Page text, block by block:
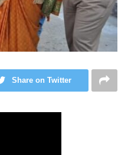
Share on Twitter